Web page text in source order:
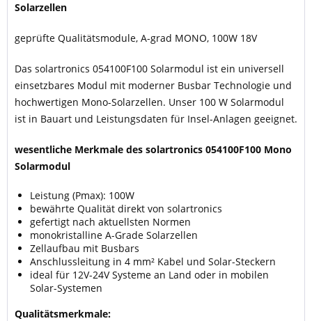
Solarzellen
geprüfte Qualitätsmodule, A-grad MONO, 100W 18V
Das solartronics 054100F100 Solarmodul ist ein universell
einsetzbares Modul mit moderner Busbar Technologie und
hochwertigen Mono-Solarzellen. Unser 100 W Solarmodul
ist in Bauart und Leistungsdaten für Insel-Anlagen geeignet.
wesentliche Merkmale des solartronics 054100F100 Mono
Solarmodul
Leistung (Pmax): 100W
bewährte Qualität direkt von solartronics
gefertigt nach aktuellsten Normen
monokristalline A-Grade Solarzellen
Zellaufbau mit Busbars
Anschlussleitung in 4 mm² Kabel und Solar-Steckern
ideal für 12V-24V Systeme an Land oder in mobilen
Solar-Systemen
Qualitätsmerkmale: